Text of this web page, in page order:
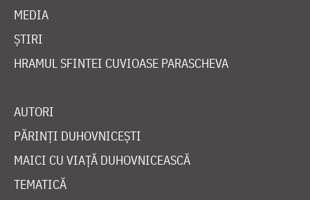
MEDIA
ȘTIRI
HRAMUL SFINTEI CUVIOASE PARASCHEVA
AUTORI
PĂRINȚI DUHOVNICEȘTI
MAICI CU VIAȚĂ DUHOVNICEASCĂ
TEMATICĂ